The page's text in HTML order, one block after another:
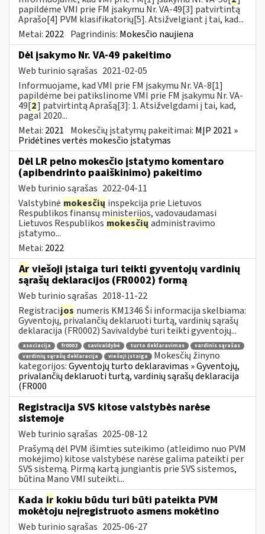
papildėme VMI prie FM įsakymu Nr. VA-49[3] patvirtintą
Aprašo[4] PVM klasifikatorių[5]. Atsižvelgiant į tai, kad...
Metai: 2022 Pagrindinis: Mokesčio naujiena
Dėl įsakymo Nr. VA-49 pakeitimo
Web turinio sąrašas 2021-02-05
Informuojame, kad VMI prie FM įsakymu Nr. VA-8[1]
papildėme bei patikslinome VMI prie FM įsakymu Nr. VA-
49[2] patvirtintą Aprašą[3]: 1. Atsižvelgdami į tai, kad,
pagal 2020...
Metai: 2021 Mokesčių įstatymų pakeitimai: MĮP 2021 »
Pridėtines vertės mokesčio įstatymas
Dėl LR pelno mokesčio įstatymo komentaro
(apibendrinto paaiškinimo) pakeitimo
Web turinio sąrašas 2022-04-11
Valstybinė mokesčių inspekcija prie Lietuvos
Respublikos finansų ministerijos, vadovaudamasi
Lietuvos Respublikos mokesčių administravimo
įstatymo...
Metai: 2022
Ar viešoji įstaiga turi teikti gyventojų vardinių
sąrašų deklaracijos (FR0002) formą
Web turinio sąrašas 2018-11-22
Registracijos numeris KM1346 Ši informacija skelbiama:
Gyventojų, privalančių deklaruoti turtą, vardinių sąrašų
deklaracija (FR0002) Savivaldybė turi teikti gyventojų...
asociacija fr0002 savivaldybė turto deklaravimas
vardinis sąrašas
vardinių sąrašų deklaracija
viešoji įstaiga
Mokesčių žinyno
kategorijos:Gyventojų turto deklaravimas » Gyventojų,
privalančių deklaruoti turtą, vardinių sąrašų deklaracija
(FR000
Registracija SVS kitose valstybės narėse
sistemoje
Web turinio sąrašas 2025-08-12
Prašymą dėl PVM išimties suteikimo (atleidimo nuo PVM
mokėjimo) kitose valstybėse narėse galima pateikti per
SVS sistemą. Pirmą kartą jungiantis prie SVS sistemos,
būtina Mano VMI suteikti...
Kada ir kokiu būdu turi būti pateikta PVM
mokėtoju neįregistruoto asmens mokėtino
Web turinio sąrašas 2025-06-27